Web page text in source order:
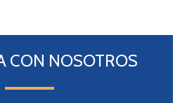
CON NOSOTROS